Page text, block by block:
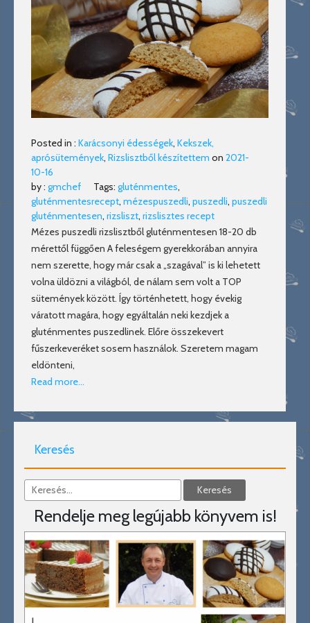
Posted in : Karácsonyi édességek, Kekszek,
aprósütemények, Rizslisztből készítettem on 2021-
10-16
by : gmchef Tags: gluténmentes,
gluténmentesrecept, mézespuszedli, puszedli, puszedli
gluténmentesen, rizsliszt, rizslisztes recept
Mézes puszedli rizslisztből gluténmentesen 18-20 db
mérettől függően A feleségem gyerekkorában annyira
nem szerette, hogy már csak a „szagával” is ki lehetett
volna üldözni a világból, de nálam sem volt a TOP
sütemények között. Így történhetett, hogy évekig
váratott magára, hogy egyáltalán neki kezdjek a
gluténmentes puszedlinek. Előre összekevert
fűszerkeveréket sosem használok. Szeretem magam
eldönteni,
Read more…
Keresés
Rendelje meg legújabb könyvem is!